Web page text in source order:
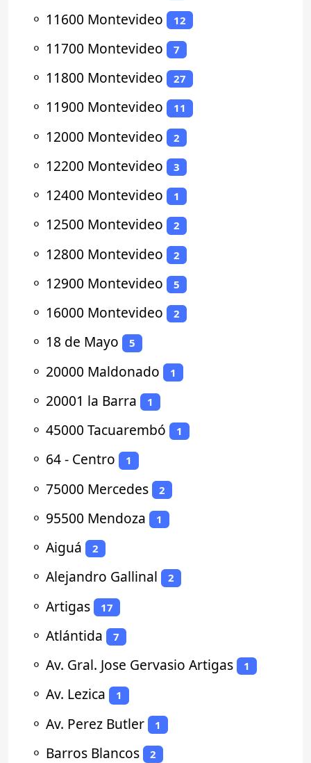
⚬ 11600 Montevideo 12
⚬ 11700 Montevideo 7
⚬ 11800 Montevideo 27
⚬ 11900 Montevideo 11
⚬ 12000 Montevideo 2
⚬ 12200 Montevideo 3
⚬ 12400 Montevideo 1
⚬ 12500 Montevideo 2
⚬ 12800 Montevideo 2
⚬ 12900 Montevideo 5
⚬ 16000 Montevideo 2
⚬ 18 de Mayo 5
⚬ 20000 Maldonado 1
⚬ 20001 la Barra 1
⚬ 45000 Tacuarembó 1
⚬ 64 - Centro 1
⚬ 75000 Mercedes 2
⚬ 95500 Mendoza 1
⚬ Aiguá 2
⚬ Alejandro Gallinal 2
⚬ Artigas 17
⚬ Atlántida 7
⚬ Av. Gral. Jose Gervasio Artigas 1
⚬ Av. Lezica 1
⚬ Av. Perez Butler 1
⚬ Barros Blancos 2